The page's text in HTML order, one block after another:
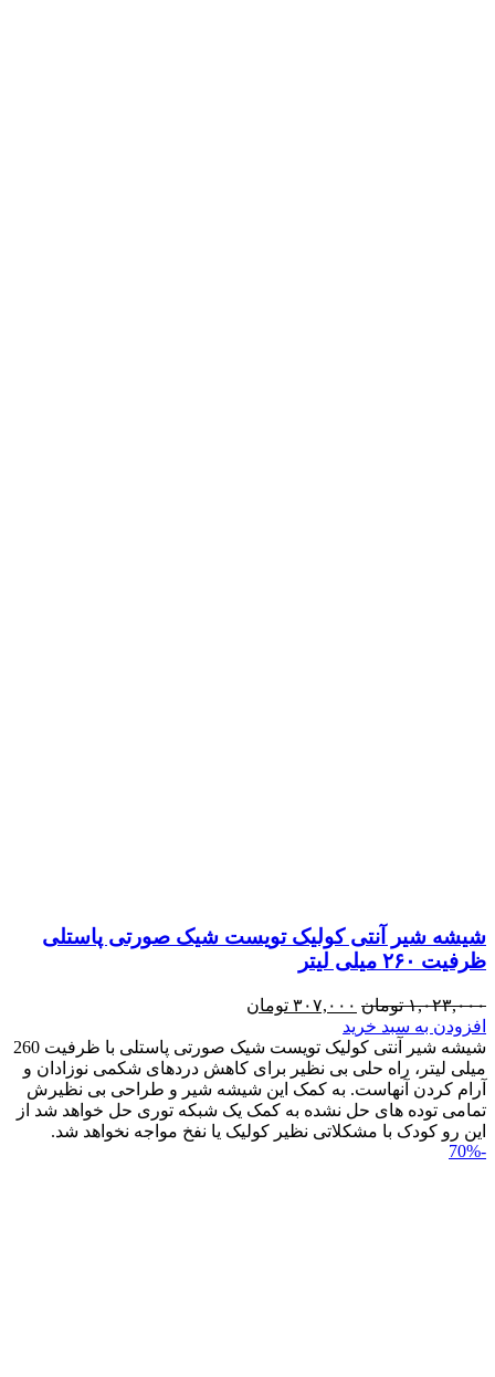
شیشه شیر آنتی کولیک تویست شیک صورتی پاستلی
ظرفیت ۲۶۰ میلی لیتر
۱,۰۲۳,۰۰۰ تومان ۳۰۷,۰۰۰ تومان
افزودن به سبد خرید
شیشه شیر آنتی کولیک تویست شیک صورتی پاستلی با ظرفیت 260
میلی لیتر، راه حلی بی نظیر برای کاهش دردهای شکمی نوزادان و
آرام کردن آنهاست. به کمک این شیشه شیر و طراحی بی نظیرش
تمامی توده های حل نشده به کمک یک شبکه توری حل خواهد شد از
این رو کودک با مشکلاتی نظیر کولیک یا نفخ مواجه نخواهد شد.
-70%